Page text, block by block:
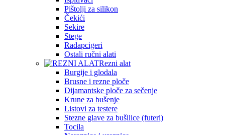
Pištolji za silikon
Čekići
Sekire
Stege
Radapcigeri
Ostali ručni alati
Rezni alat
Burgije i glodala
Brusne i rezne ploče
Dijamantske ploče za sečenje
Krune za bušenje
Listovi za testere
Stezne glave za bušilice (futeri)
Tocila